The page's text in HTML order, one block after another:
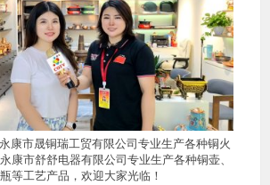
康市晟铜瑞工贸有限公司专业生产各种铜火
康市舒舒电器有限公司专业生产各种铜壶、
等工艺产品，欢迎大家光临！